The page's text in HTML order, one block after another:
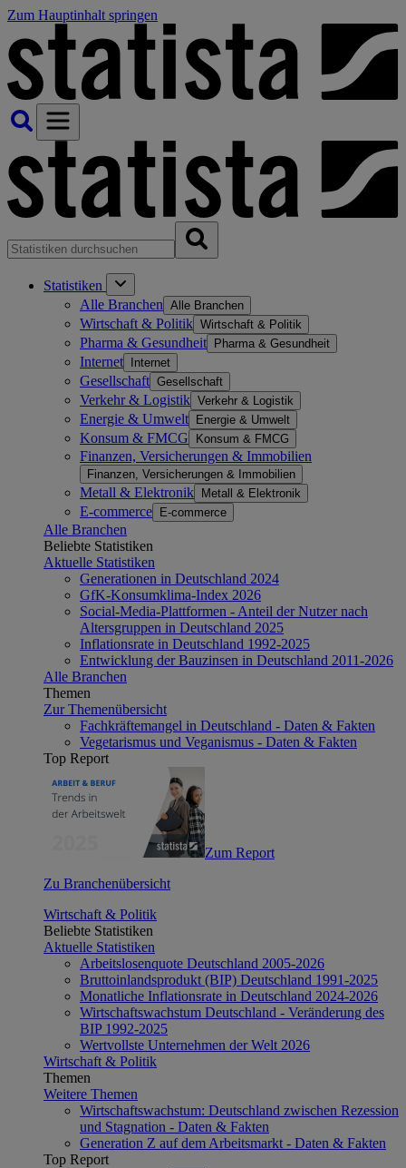
Zum Hauptinhalt springen
Statistiken
Alle Branchen Alle Branchen
Wirtschaft & Politik Wirtschaft & Politik
Pharma & Gesundheit Pharma & Gesundheit
Internet Internet
Gesellschaft Gesellschaft
Verkehr & Logistik Verkehr & Logistik
Energie & Umwelt Energie & Umwelt
Konsum & FMCG Konsum & FMCG
Finanzen, Versicherungen & Immobilien
Finanzen, Versicherungen & Immobilien
Metall & Elektronik Metall & Elektronik
E-commerce E-commerce
Alle Branchen
Beliebte Statistiken
Aktuelle Statistiken
Generationen in Deutschland 2024
GfK-Konsumklima-Index 2026
Social-Media-Plattformen - Anteil der Nutzer nach
Altersgruppen in Deutschland 2025
Inflationsrate in Deutschland 1992-2025
Entwicklung der Bauzinsen in Deutschland 2011-2026
Alle Branchen
Themen
Zur Themenübersicht
Fachkräftemangel in Deutschland - Daten & Fakten
Vegetarismus und Veganismus - Daten & Fakten
Top Report
Zum Report
Zu Branchenübersicht
Wirtschaft & Politik
Beliebte Statistiken
Aktuelle Statistiken
Arbeitslosenquote Deutschland 2005-2026
Bruttoinlandsprodukt (BIP) Deutschland 1991-2025
Monatliche Inflationsrate in Deutschland 2024-2026
Wirtschaftswachstum Deutschland - Veränderung des
BIP 1992-2025
Wertvollste Unternehmen der Welt 2026
Wirtschaft & Politik
Themen
Weitere Themen
Wirtschaftswachstum: Deutschland zwischen Rezession
und Stagnation - Daten & Fakten
Generation Z auf dem Arbeitsmarkt - Daten & Fakten
Top Report